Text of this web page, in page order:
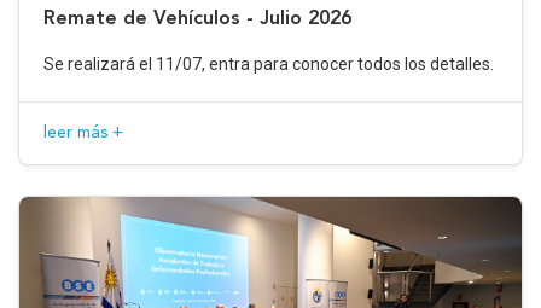
Remate de Vehículos - Julio 2026
Se realizará el 11/07, entra para conocer todos los detalles.
leer más +